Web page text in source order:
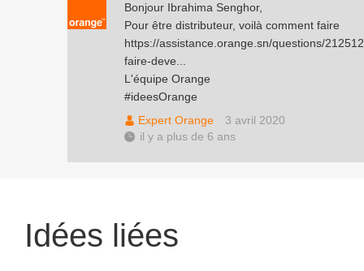
Bonjour Ibrahima Senghor,
Pour être distributeur, voilà comment faire
https://assistance.orange.sn/questions/
faire-deve...
L'équipe Orange
#ideesOrange
Expert Orange
3 avril 2020
il y a plus de 6 ans
Idées liées